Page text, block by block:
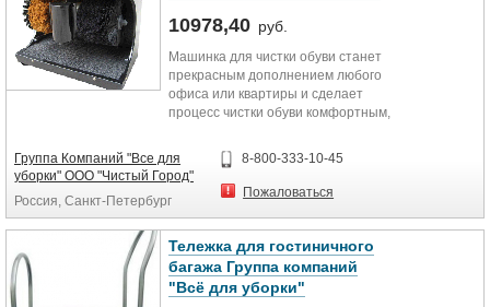
10978,40 руб.
Машинка для чистки обуви станет
прекрасным дополнением любого
офиса или квартиры и сделает
процесс чистки обуви комфортным,
этого, наличие машинки для чистки
обуви в офисе является признаком
гостеприимства и заботе о
клиентах.
Данная модель машинки для
чистки обуви оснащена сенсорным
включением и шариковым
дозатором крема для обуви.
Группа Компаний "Все для
уборки" ООО "Чистый Город"
Россия, Санкт-Петербург
8-800-333-10-45
Пожаловаться
Тележка для гостиничного
багажа Группа компаний
"Всё для уборки"